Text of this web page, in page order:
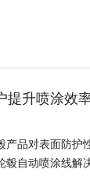
提升喷涂效
产品对表面防
自动喷涂线解